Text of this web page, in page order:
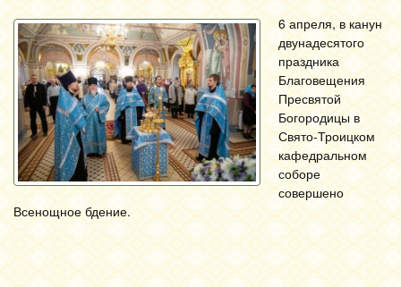
6 апреля, в канун
двунадесятого
праздника
Благовещения
Пресвятой
Богородицы в
Свято-Троицком
кафедральном
соборе
совершено
Всенощное бдение.